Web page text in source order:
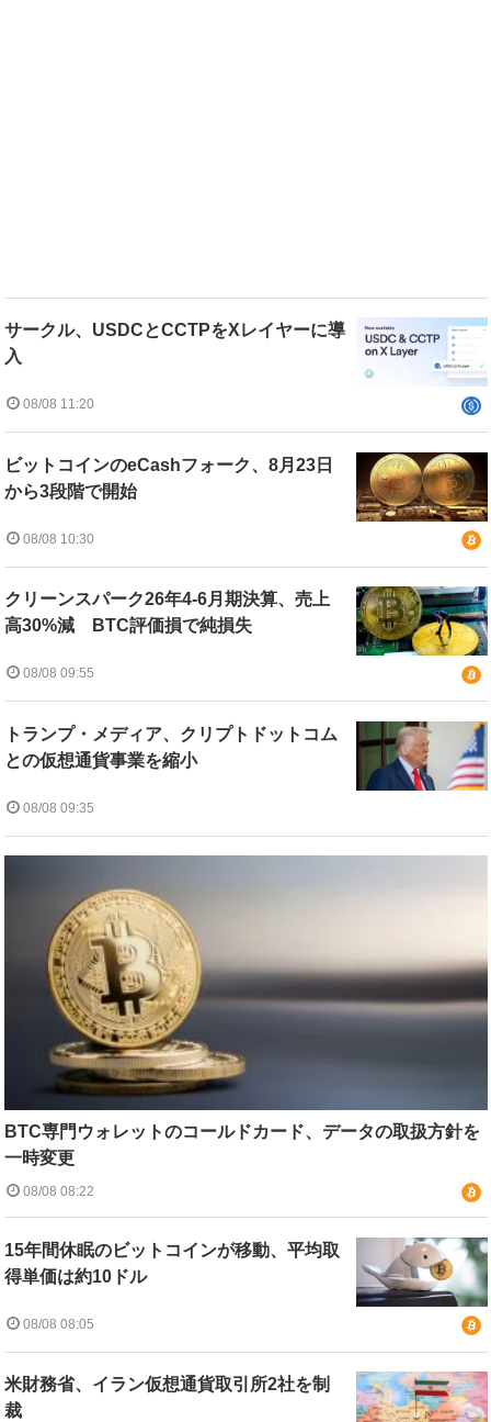
サークル、USDCとCCTPをXレイヤーに導
入
08/08 11:20
ビットコインのeCashフォーク、8月23日
から3段階で開始
08/08 10:30
クリーンスパーク26年4-6月期決算、売上
高30%減 BTC評価損で純損失
08/08 09:55
トランプ・メディア、クリプトドットコム
との仮想通貨事業を縮小
08/08 09:35
BTC専門ウォレットのコールドカード、データの取扱方針を
一時変更
08/08 08:22
15年間休眠のビットコインが移動、平均取
得単価は約10ドル
08/08 08:05
米財務省、イラン仮想通貨取引所2社を制
裁